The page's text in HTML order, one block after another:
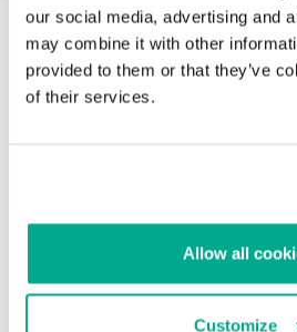
our social media, advertising and
may combine it with other
provided to them or that they’ve
of their services.
Allow all
Customize
ÚLTIMAS
Wardriving en México: preparativos